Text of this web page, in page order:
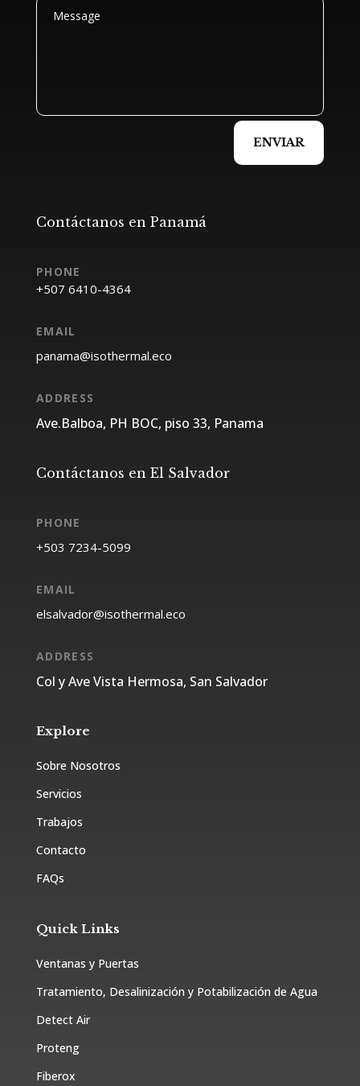
ENVIAR
Contáctanos en Panamá
EMAIL
ADDRESS
Ave.Balboa, PH BOC, piso 33, Panama
Contáctanos en El Salvador
PHONE
EMAIL
ADDRESS
Col y Ave Vista Hermosa, San Salvador
Explore
Sobre Nosotros
Servicios
Trabajos
Contacto
FAQs
Quick Links
Ventanas y Puertas
Tratamiento, Desalinización y Potabilización de Agua
Detect Air
Proteng
Fiberox